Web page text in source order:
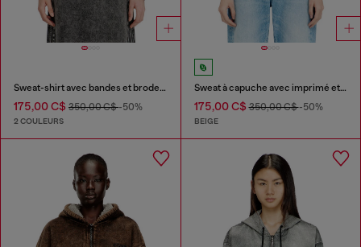
Sweat-shirt avec bandes et broderie Oval D
175,00 C$ 350,00 C$-50%
2 COULEURS
Sweat à capuche avec imprimé et appliqué D
175,00 C$350,00 C$-50%
BEIGE